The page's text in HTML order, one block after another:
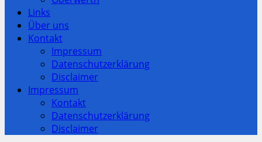
Links
Über uns
Kontakt
Impressum
Datenschutzerklärung
Disclaimer
Impressum
Kontakt
Datenschutzerklärung
Disclaimer